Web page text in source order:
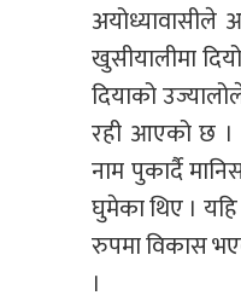
अयोध्यावासीले
खुसीयालीमा
दियाको
रही आएको छ ।
नाम पुकार्दै
घुमेका थिए ।
रुपमा विकास
।